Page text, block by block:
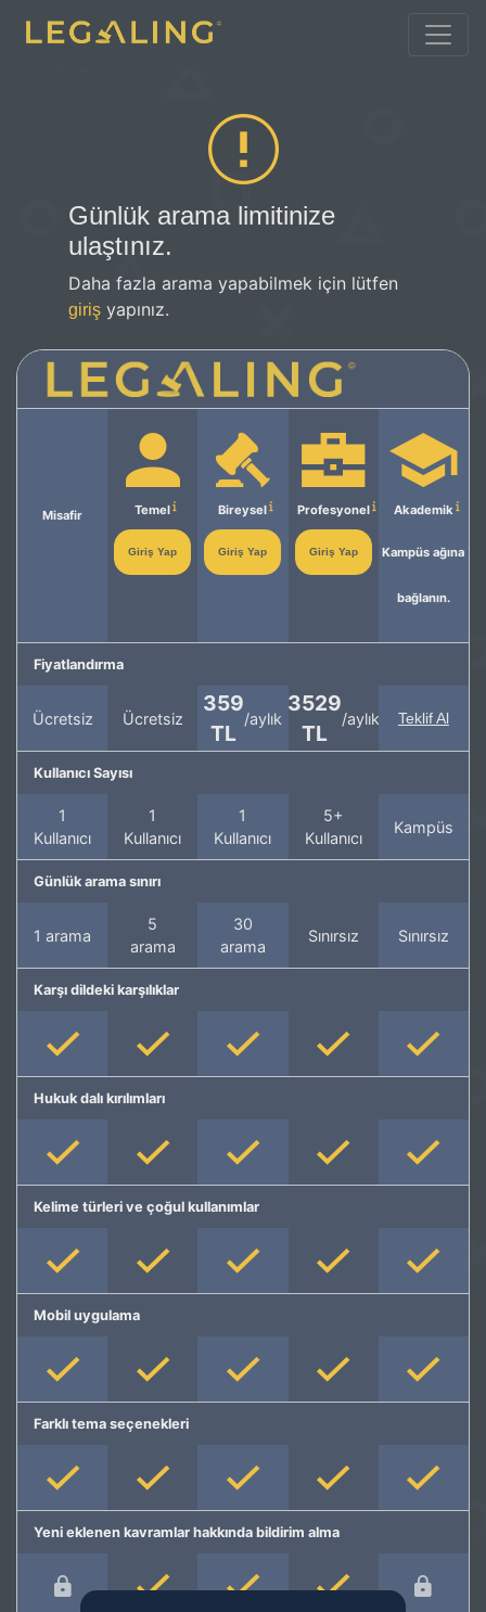
Günlük arama limitinize
ulaştınız.
Daha fazla arama yapabilmek için lütfen
giriş yapınız.
Misafir Temel
Giriş Yap
Bireysel
Giriş Yap
Profesyonel
Giriş Yap
Akademik
Kampüs ağına
bağlanın.
Fiyatlandırma
Ücretsiz Ücretsiz
359
TL
/aylık
3529
TL
/aylık Teklif Al
Kullanıcı Sayısı
1
Kullanıcı
1
Kullanıcı
1
Kullanıcı
5+
Kullanıcı
Kampüs
Günlük arama sınırı
1 arama
5
arama
30
arama
Sınırsız Sınırsız
Karşı dildeki karşılıklar
Hukuk dalı kırılımları
Kelime türleri ve çoğul kullanımlar
Mobil uygulama
Farklı tema seçenekleri
Yeni eklenen kavramlar hakkında bildirim alma